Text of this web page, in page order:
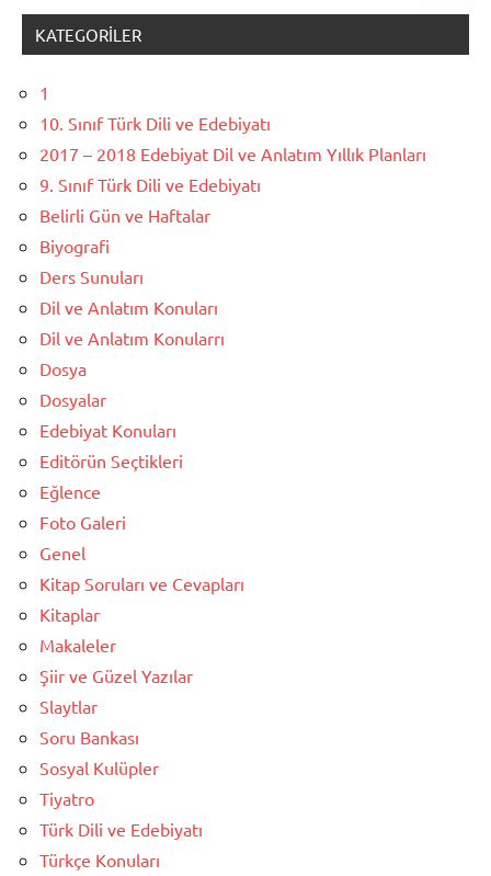
KATEGORILER
1
10. Sınıf Türk Dili ve Edebiyatı
2017 – 2018 Edebiyat Dil ve Anlatım Yıllık Planları
9. Sınıf Türk Dili ve Edebiyatı
Belirli Gün ve Haftalar
Biyografi
Ders Sunuları
Dil ve Anlatım Konuları
Dil ve Anlatım Konularrı
Dosya
Dosyalar
Edebiyat Konuları
Editörün Seçtikleri
Eğlence
Foto Galeri
Genel
Kitap Soruları ve Cevapları
Kitaplar
Makaleler
Şiir ve Güzel Yazılar
Slaytlar
Soru Bankası
Sosyal Kulüpler
Tiyatro
Türk Dili ve Edebiyatı
Türkçe Konuları